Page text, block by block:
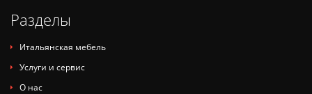
Разделы
Итальянская мебель
Услуги и сервис
О нас